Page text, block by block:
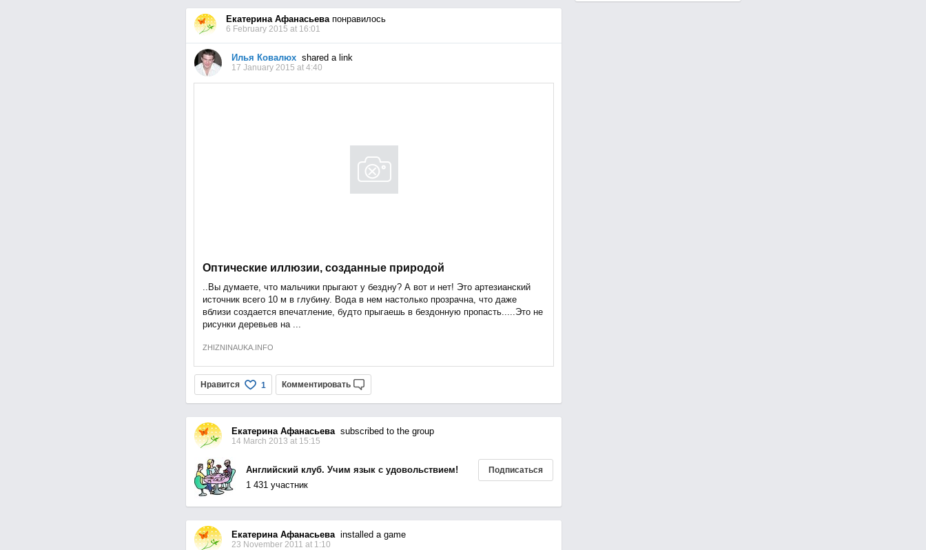
Екатерина Афанасьевапонравилось
6 February 2015 at 16:01
Илья Ковалюхshared a link
17 January 2015 at 4:40
Оптические иллюзии, созданные природой
..Вы думаете, что мальчики прыгают у бездну? А вот и нет! Это артезианский
источник всего 10 м в глубину. Вода в нем настолько прозрачна, что даже
вблизи создается впечатление, будто прыгаешь в бездонную пропасть.....Это не
рисунки деревьев на ...
ZHIZNINAUKA.INFO
Нравится 1 Комментировать
Екатерина Афанасьеваsubscribed to the group
14 March 2013 at 15:15
Английский клуб. Учим язык с удовольствием!
1 431 участник
Подписаться
Екатерина Афанасьеваinstalled a game
23 November 2011 at 1:10